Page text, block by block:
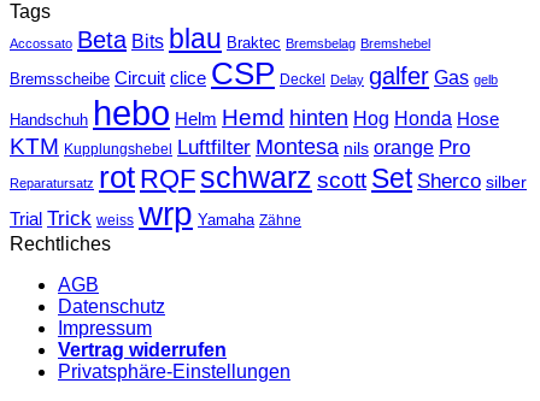
Tags
Accossato Beta Bits blau Braktec Bremsbelag Bremshebel
Bremsscheibe Circuit clice CSP Deckel Delay galfer Gas gelb
Handschuh hebo Helm Hemd hinten Hog Honda Hose
KTM Kupplungshebel Luftfilter Montesa nils orange Pro
Reparatursatz rot RQF schwarz scott Set Sherco silber
Trial Trick weiss wrp Yamaha Zähne
Rechtliches
AGB
Datenschutz
Impressum
Vertrag widerrufen
Privatsphäre-Einstellungen